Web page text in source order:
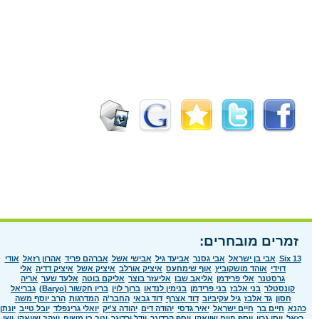
זמרים מובחרים:
Six 13 אבי בן ישראל אבי גסנר אביעד גיל אבישי אשל אברהם פריד אהרון רזאל אודי
דוידי אוהד מושקוביץ אוף שימחעס איציק אורלב איציק אשל איציק דדיה אלי
גרסטנר אלי פרידמן אליאב שבו אליעזר בוצר אליקם בוטה אלעד שער אריה
קונסטלר בני אלבז בני פרידמן בנימין לנדאו ברוך לוין בריו חקשור (Baryo)
גבריאל
חסון גד אלבז גיל עקיביוב דוד אצרף דוד גבאי החבר'ה המדרגות הרב יוסף משה
כהנא חיים בר חיים ישראל יאיר גדסי יהודה דים יהודה צ'יק יואלי גרינפלד יובל טייב יונתן